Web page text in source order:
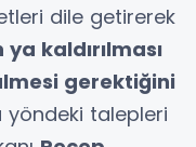
dile getirerek
kaldırılması
gerektiğini
yöndeki talepleri